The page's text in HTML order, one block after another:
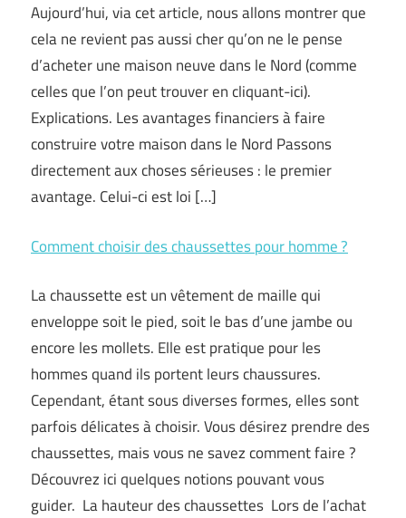
Aujourd’hui, via cet article, nous allons montrer que
cela ne revient pas aussi cher qu’on ne le pense
d’acheter une maison neuve dans le Nord (comme
celles que l’on peut trouver en cliquant-ici).
Explications. Les avantages financiers à faire
construire votre maison dans le Nord Passons
directement aux choses sérieuses : le premier
avantage. Celui-ci est loi […]
Comment choisir des chaussettes pour homme ?
La chaussette est un vêtement de maille qui
enveloppe soit le pied, soit le bas d’une jambe ou
encore les mollets. Elle est pratique pour les
hommes quand ils portent leurs chaussures.
Cependant, étant sous diverses formes, elles sont
parfois délicates à choisir. Vous désirez prendre des
chaussettes, mais vous ne savez comment faire ?
Découvrez ici quelques notions pouvant vous
guider. La hauteur des chaussettes Lors de l’achat